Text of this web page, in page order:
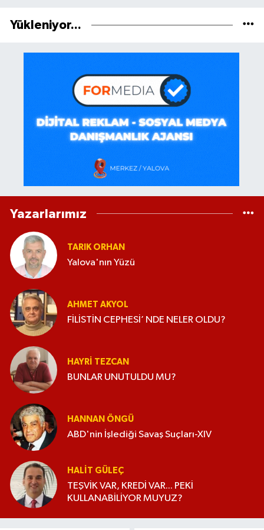
Yükleniyor...
Yazarlarımız
TARIK ORHAN
Yalova'nın Yüzü
AHMET AKYOL
FİLİSTİN CEPHESİ’ NDE NELER OLDU?
HAYRI TEZCAN
BUNLAR UNUTULDU MU?
HANNAN ÖNGÜ
ABD'nin İşlediği Savaş Suçları-XIV
HALIT GÜLEÇ
TEŞVİK VAR, KREDİ VAR... PEKİ
KULLANABİLİYOR MUYUZ?